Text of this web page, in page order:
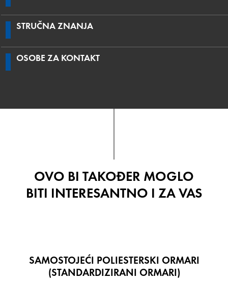
STRUČNA ZNANJA
OSOBE ZA KONTAKT
OVO BI TAKOĐER MOGLO
BITI INTERESANTNO I ZA VAS
SAMOSTOJEĆI POLIESTERSKI ORMARI
(STANDARDIZIRANI ORMARI)